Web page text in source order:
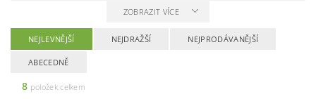
ZOBRAZIT VÍCE
NEJLEVNĚJŠÍ NEJDRAŽŠÍ NEJPRODÁVANĚJŠÍ
ABECEDNĚ
8 položek celkem